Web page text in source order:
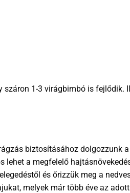
1-3 virágbimbó is fejlődik.
biztosításához dolgozzunk
lehet a megfelelő
és őrizzük meg a
melyek már több éve az